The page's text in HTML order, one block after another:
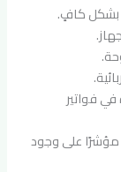
بشكل كافٍ.
في فواتير
مؤشرًا على وجود